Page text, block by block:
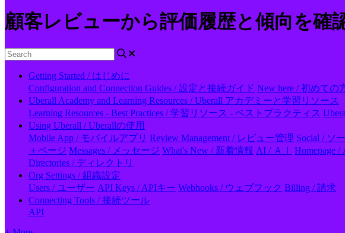
顧客レビューから評価履歴と傾向を確
Getting Started / はじめに
Configuration and Connection Guides / 設定と接続ガイド New here / 初めての
Uberall Academy and Learning Resources / Uberall アカデミーと学習リソース
Learning Resources - Best Practices / 学習リソース - ベストプラクティス
Using Uberall / Uberallの使用
Mobile App / モバイルアプリ Review Management / レビュー管理 Social / ソ
＋ページ Messages / メッセージ What's New / 新着情報 AI / ＡＩ Homepage
Directories / ディレクトリ
Org Settings / 組織設定
Users / ユーザー API Keys / APIキー Webhooks / ウェブフック Billing / 請求
Connecting Tools / 接続ツール
API